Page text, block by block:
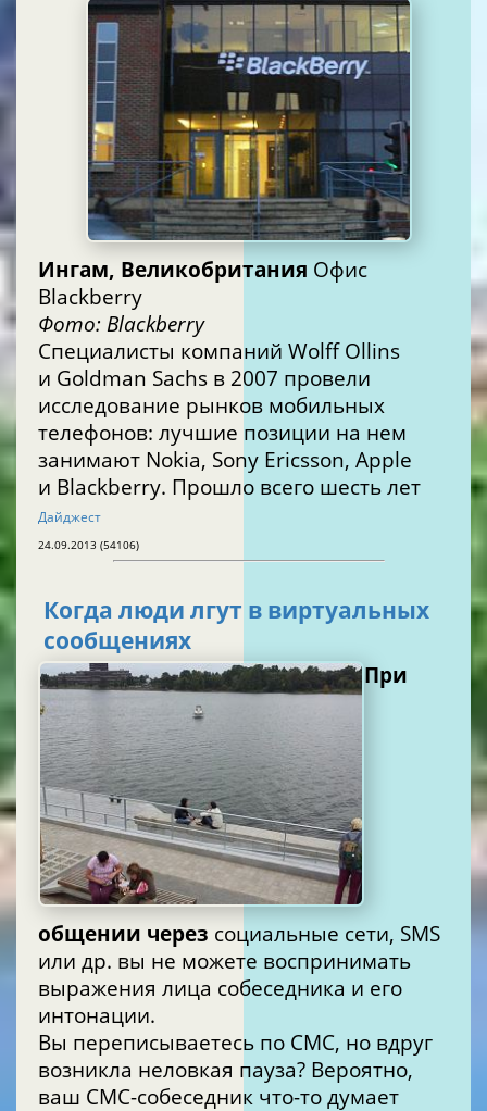
Ингам, Великобритания Офис
Blackberry
Фото: Blackberry
Специалисты компаний Wolff Ollins
и Goldman Sachs в 2007 провели
исследование рынков мобильных
телефонов: лучшие позиции на нем
занимают Nokia, Sony Ericsson, Apple
и Blackberry. Прошло всего шесть лет
Дайджест
24.09.2013 (54106)
Когда люди лгут в виртуальных
сообщениях
При
общении через социальные сети, SMS
или др. вы не можете воспринимать
выражения лица собеседника и его
интонации.
Вы переписываетесь по СМС, но вдруг
возникла неловкая пауза? Вероятно,
ваш СМС-собеседник что-то думает